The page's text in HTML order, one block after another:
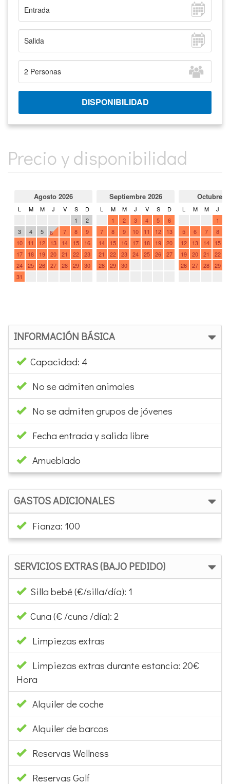
Precio y disponibilidad
INFORMACIÓN BÁSICA
Capacidad: 4
No se admiten animales
No se admiten grupos de jóvenes
Fecha entrada y salida libre
Amueblado
GASTOS ADICIONALES
Fianza: 100
SERVICIOS EXTRAS (BAJO PEDIDO)
Silla bebé (€/silla/día): 1
Cuna (€ /cuna /día): 2
Limpiezas extras
Limpiezas extras durante estancia: 20€
Hora
Alquiler de coche
Alquiler de barcos
Reservas Wellness
Reservas Golf